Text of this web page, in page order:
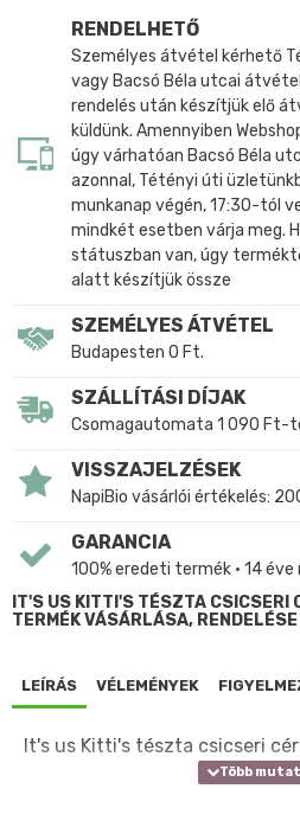
RENDELHETŐ
Személyes átvétel kérhető
vagy Bacsó Béla utcai
rendelés után készítjük elő
küldünk. Amennyiben
úgy várhatóan Bacsó Béla
azonnal, Tétényi úti
munkanap végén, 17:30-tól
mindkét esetben várja meg.
státuszban van, úgy
alatt készítjük össze
SZEMÉLYES ÁTVÉTEL
Budapesten 0 Ft.
SZÁLLÍTÁSI DÍJAK
Csomagautomata 1 090 Ft-
VISSZAJELZÉSEK
NapiBio vásárlói értékelés:
GARANCIA
100% eredeti termék • 14
IT'S US KITTI'S TÉSZTA CSICSERI
TERMÉK VÁSÁRLÁSA, RENDELÉSE
LEÍRÁS VÉLEMÉNYEK
It's us Kitti's tészta csicseri